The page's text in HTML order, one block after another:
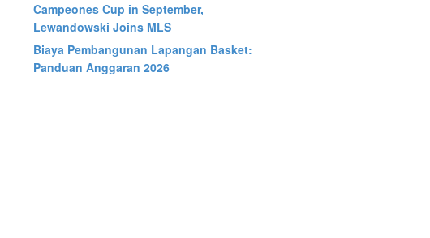
Campeones Cup in September,
Lewandowski Joins MLS
Biaya Pembangunan Lapangan Basket:
Panduan Anggaran 2026